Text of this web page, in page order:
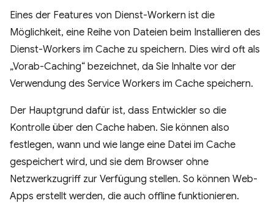
Eines der Features von Dienst-Workern ist die
Möglichkeit, eine Reihe von Dateien beim Installieren des
Dienst-Workers im Cache zu speichern. Dies wird oft als
„Vorab-Caching“ bezeichnet, da Sie Inhalte vor der
Verwendung des Service Workers im Cache speichern.
Der Hauptgrund dafür ist, dass Entwickler so die
Kontrolle über den Cache haben. Sie können also
festlegen, wann und wie lange eine Datei im Cache
gespeichert wird, und sie dem Browser ohne
Netzwerkzugriff zur Verfügung stellen. So können Web-
Apps erstellt werden, die auch offline funktionieren.